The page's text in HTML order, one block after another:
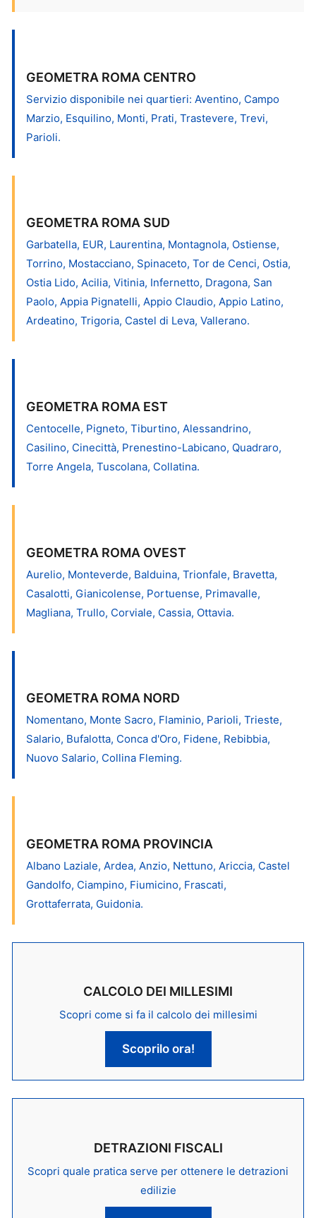
GEOMETRA ROMA CENTRO
Servizio disponibile nei quartieri: Aventino, Campo
Marzio, Esquilino, Monti, Prati, Trastevere, Trevi,
Parioli.
GEOMETRA ROMA SUD
Garbatella, EUR, Laurentina, Montagnola, Ostiense,
Torrino, Mostacciano, Spinaceto, Tor de Cenci, Ostia,
Ostia Lido, Acilia, Vitinia, Infernetto, Dragona, San
Paolo, Appia Pignatelli, Appio Claudio, Appio Latino,
Ardeatino, Trigoria, Castel di Leva, Vallerano.
GEOMETRA ROMA EST
Centocelle, Pigneto, Tiburtino, Alessandrino,
Casilino, Cinecittà, Prenestino-Labicano, Quadraro,
Torre Angela, Tuscolana, Collatina.
GEOMETRA ROMA OVEST
Aurelio, Monteverde, Balduina, Trionfale, Bravetta,
Casalotti, Gianicolense, Portuense, Primavalle,
Magliana, Trullo, Corviale, Cassia, Ottavia.
GEOMETRA ROMA NORD
Nomentano, Monte Sacro, Flaminio, Parioli, Trieste,
Salario, Bufalotta, Conca d'Oro, Fidene, Rebibbia,
Nuovo Salario, Collina Fleming.
GEOMETRA ROMA PROVINCIA
Albano Laziale, Ardea, Anzio, Nettuno, Ariccia, Castel
Gandolfo, Ciampino, Fiumicino, Frascati,
Grottaferrata, Guidonia.
CALCOLO DEI MILLESIMI
Scopri come si fa il calcolo dei millesimi
Scoprilo ora!
DETRAZIONI FISCALI
Scopri quale pratica serve per ottenere le detrazioni
edilizie